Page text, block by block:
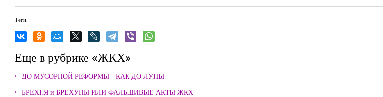
Теги:
Еще в рубрике «ЖКХ»
ДО МУСОРНОЙ РЕФОРМЫ - КАК ДО ЛУНЫ
БРЕХНЯ и БРЕХУНЫ ИЛИ ФАЛЬШИВЫЕ АКТЫ ЖКХ